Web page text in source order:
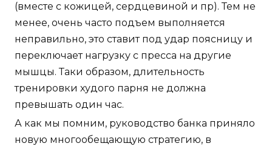
(вместе с кожицей, сердцевиной и пр). Тем не
менее, очень часто подъем выполняется
неправильно, это ставит под удар поясницу и
переключает нагрузку с пресса на другие
мышцы. Таки образом, длительность
тренировки худого парня не должна
превышать один час.
А как мы помним, руководство банка приняло
новую многообещающую стратегию, в